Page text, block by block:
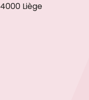
4000 Liège